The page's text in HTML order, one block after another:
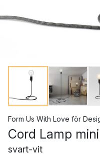
Form Us With Love för
Cord Lamp mini
svart-vit